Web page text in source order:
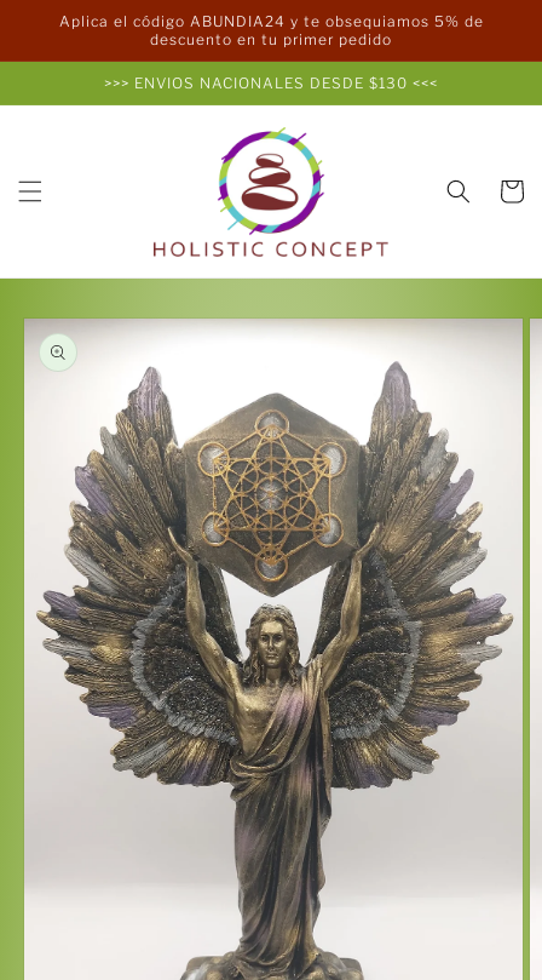
directamente
Aplica el código ABUNDIA24 y te obsequiamos 5% de
descuento en tu primer pedido
>>> ENVIOS NACIONALES DESDE $130 <<<
Carrito
directamente
información